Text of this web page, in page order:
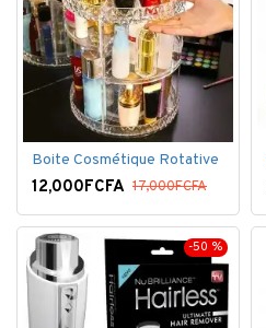
Boite Cosmétique Rotative
12,000FCFA 17,000FCFA
-50 %